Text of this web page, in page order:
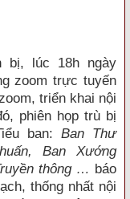
bị, lúc 18h ngày
zoom trực tuyến
triển khai nội
phiên họp trù bị
ban:Ban Thư
, Ban Xướng
thông … báo
thống nhất nội